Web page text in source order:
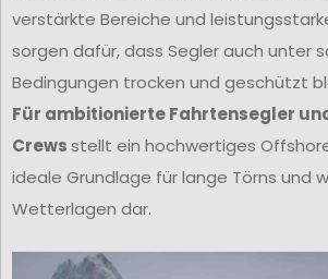
verstärkte Bereiche und
sorgen dafür, dass Segler auch unter
Bedingungen trocken und geschützt
Für ambitionierte Fahrtensegler
Crewsstellt ein hochwertiges
ideale Grundlage für lange Törns und
Wetterlagen dar.